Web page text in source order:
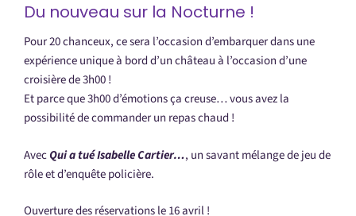
Du nouveau sur la Nocturne !
Pour 20 chanceux, ce sera l’occasion d’embarquer dans une
expérience unique à bord d’un château à l’occasion d’une
croisière de 3h00 !
Et parce que 3h00 d’émotions ça creuse… vous avez la
possibilité de commander un repas chaud !
AvecQui a tué Isabelle Cartier…, un savant mélange de jeu de
rôle et d’enquête policière.
Ouverture des réservations le 16 avril !